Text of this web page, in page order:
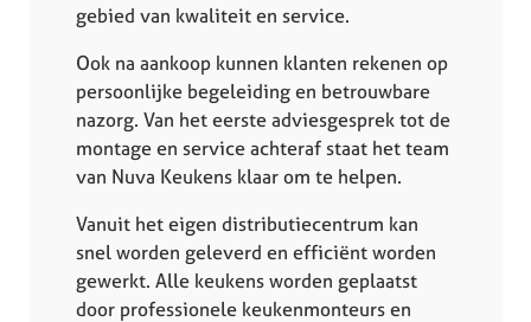
gebied van kwaliteit en service.
Ook na aankoop kunnen klanten rekenen op
persoonlijke begeleiding en betrouwbare
nazorg. Van het eerste adviesgesprek tot de
montage en service achteraf staat het team
van Nuva Keukens klaar om te helpen.
Vanuit het eigen distributiecentrum kan
snel worden geleverd en efficiënt worden
gewerkt. Alle keukens worden geplaatst
door professionele keukenmonteurs en